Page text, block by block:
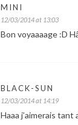
MINI
12/03/2014 at 13:03
Bon voyaaaage :D
BLACK-SUN
12/03/2014 at 14:19
Haaa j’aimerais